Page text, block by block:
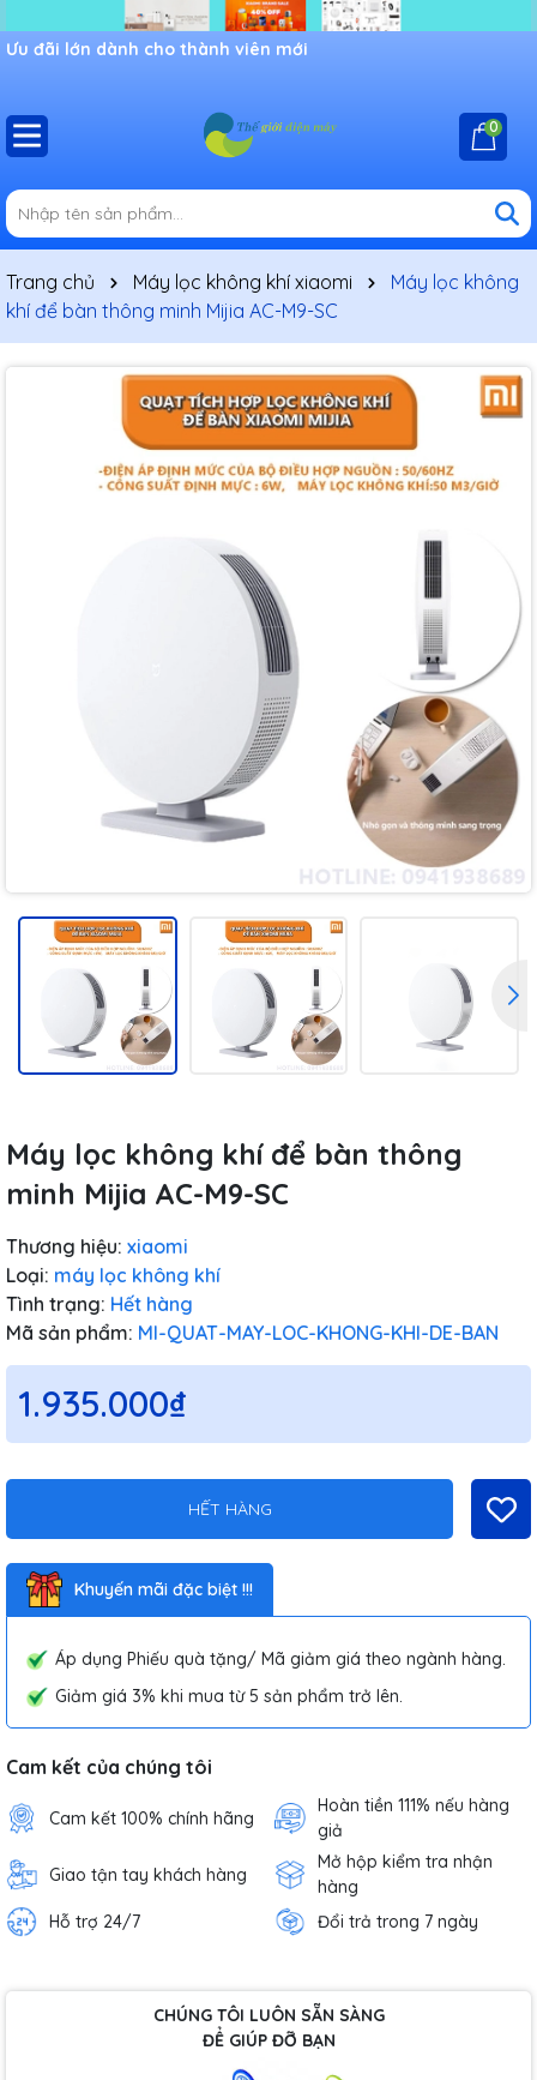
Ưu đãi lớn dành cho thành viên mới
0
Trang chủ Máy lọc không khí xiaomi
Máy lọc không
khí để bàn thông minh Mijia AC-M9-SC
Máy lọc không khí để bàn thông
minh Mijia AC-M9-SC
Thương hiệu: xiaomi
Loại: máy lọc không khí
Tình trạng: Hết hàng
Mã sản phẩm: MI-QUAT-MAY-LOC-KHONG-KHI-DE-BAN
1.935.000₫
HẾT HÀNG
Khuyến mãi đặc biệt !!!
Áp dụng Phiếu quà tặng/ Mã giảm giá theo ngành hàng.
Giảm giá 3% khi mua từ 5 sản phẩm trở lên.
Cam kết của chúng tôi
Cam kết 100% chính hãng
Hoàn tiền 111% nếu hàng
giả
Giao tận tay khách hàng
Mở hộp kiểm tra nhận
hàng
Hỗ trợ 24/7
Đổi trả trong 7 ngày
CHÚNG TÔI LUÔN SẴN SÀNG
ĐỂ GIÚP ĐỠ BẠN